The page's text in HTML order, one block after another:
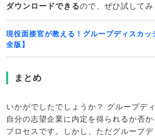
ダウンロードできるので、ぜひ試してみ
現役面接官が教える！グループディスカッ
全版】
まとめ
いかがでしたでしょうか？ グループデ
自分の志望企業に内定を得られるか否
プロセスです。しかし、ただグループ